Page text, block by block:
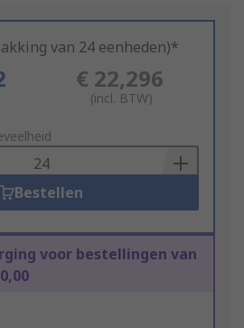
van 24 eenheden)*
€ 22,296
(incl. BTW)
Bestellen
voor bestellingen van